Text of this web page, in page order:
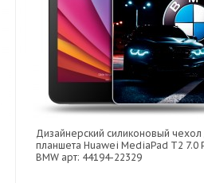
Дизайнерский силиконовый чехол
планшета Huawei MediaPad T2 7.0
BMW арт: 44194-22329